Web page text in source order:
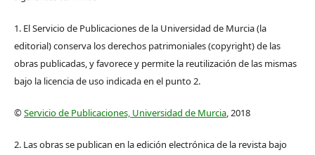
1. El Servicio de Publicaciones de la Universidad de Murcia (la
editorial) conserva los derechos patrimoniales (copyright) de las
obras publicadas, y favorece y permite la reutilización de las mismas
bajo la licencia de uso indicada en el punto 2.
©Servicio de Publicaciones, Universidad de Murcia, 2018
2. Las obras se publican en la edición electrónica de la revista bajo